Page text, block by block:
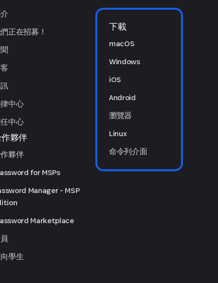
正在招募！
中心
中心
夥伴
夥伴
for MSPs
Manager - MSP
Marketplace
學生
下載
macOS
Windows
iOS
Android
瀏覽器
Linux
命令列介面